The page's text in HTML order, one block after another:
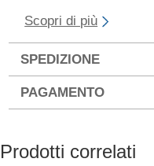
Scopri di più
SPEDIZIONE
PAGAMENTO
Prodotti correlati